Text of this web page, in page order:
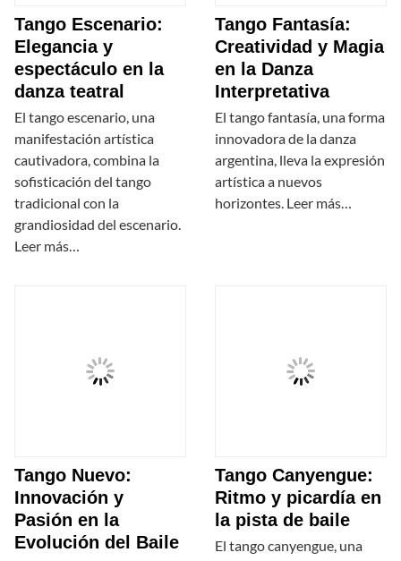
Tango Escenario:
Elegancia y
espectáculo en la
danza teatral
El tango escenario, una
manifestación artística
cautivadora, combina la
sofisticación del tango
tradicional con la
grandiosidad del escenario.
Leer más…
Tango Fantasía:
Creatividad y Magia
en la Danza
Interpretativa
El tango fantasía, una forma
innovadora de la danza
argentina, lleva la expresión
artística a nuevos
horizontes. Leer más…
Tango Nuevo:
Innovación y
Pasión en la
Evolución del Baile
Tango Canyengue:
Ritmo y picardía en
la pista de baile
El tango canyengue, una